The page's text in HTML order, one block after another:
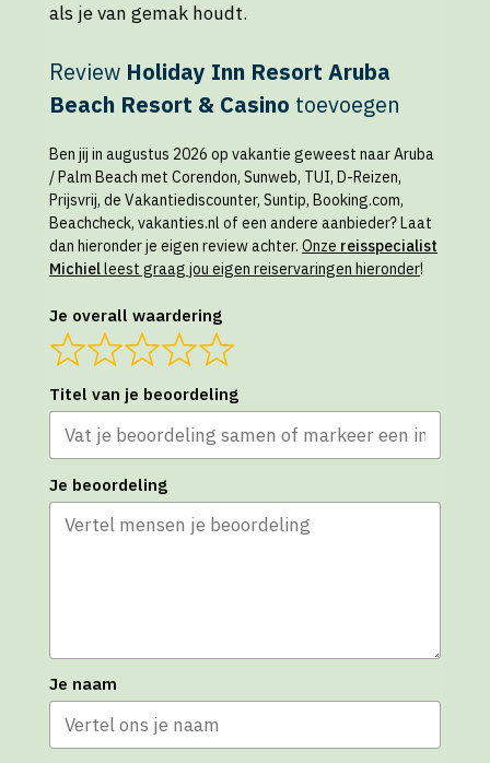
als je van gemak houdt.
Review Holiday Inn Resort Aruba
Beach Resort & Casino toevoegen
Ben jij in augustus 2026 op vakantie geweest naar Aruba
/ Palm Beach met Corendon, Sunweb, TUI, D-Reizen,
Prijsvrij, de Vakantiediscounter, Suntip, Booking.com,
Beachcheck, vakanties.nl of een andere aanbieder? Laat
dan hieronder je eigen review achter. Onze reisspecialist
Michielleest graag jou eigen reiservaringen hieronder!
Je overall waardering
Titel van je beoordeling
Je beoordeling
Je naam